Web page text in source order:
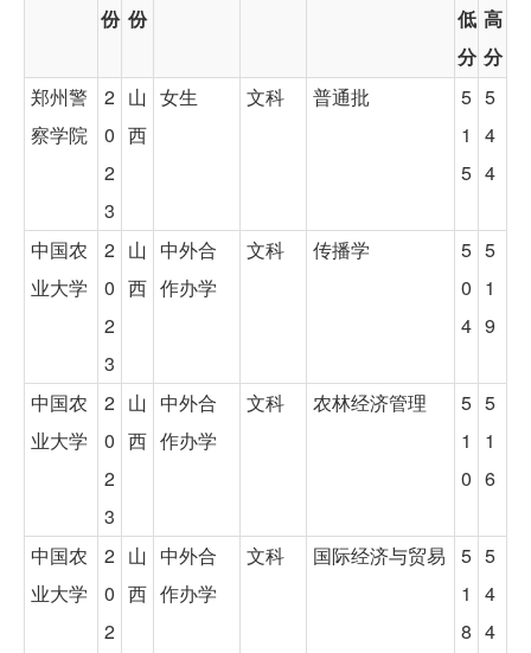
份 份
低
分
高
分
郑州警
察学院
2
0
2
3
山
西
女生 文科 普通批
5
1
5
5
4
4
中国农
业大学
2
0
2
3
山
西
中外合
作办学
文科 传播学
5
0
4
5
1
9
中国农
业大学
2
0
2
3
山
西
中外合
作办学
文科 农林经济管理
5
1
0
5
1
6
中国农
业大学
2
0
2
山
西
中外合
作办学
文科 国际经济与贸易
5
1
8
5
4
4